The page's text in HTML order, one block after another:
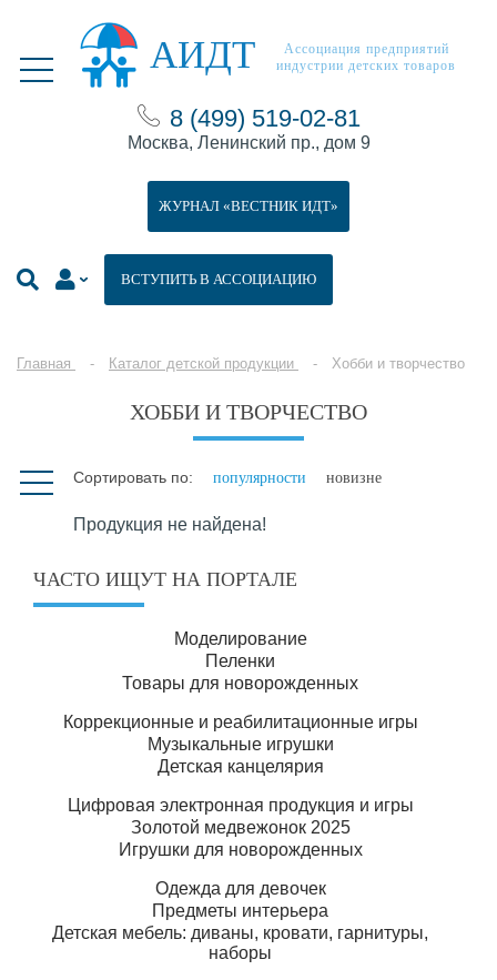
АИДТ
Ассоциация предприятий
индустрии детских товаров
8 (499) 519-02-81
Москва, Ленинский пр., дом 9
ВСТУПИТЬ В АССОЦИАЦИЮ
ЖУРНАЛ «ВЕСТНИК ИДТ»
Главная Каталог детской продукции Хобби и творчество
ХОББИ И ТВОРЧЕСТВО
Сортировать по: популярности новизне
Продукция не найдена!
ЧАСТО ИЩУТ НА ПОРТАЛЕ
Моделирование
Пеленки
Товары для новорожденных
Коррекционные и реабилитационные игры
Музыкальные игрушки
Детская канцелярия
Цифровая электронная продукция и игры
Золотой медвежонок 2025
Игрушки для новорожденных
Одежда для девочек
Предметы интерьера
Детская мебель: диваны, кровати, гарнитуры,
наборы